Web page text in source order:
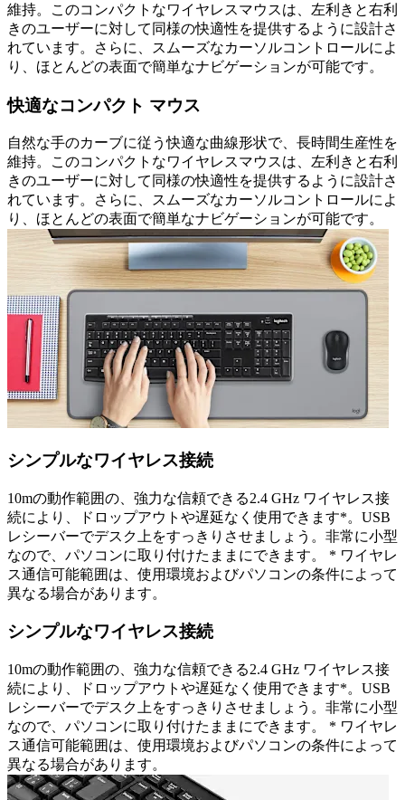
維持。このコンパクトなワイヤレスマウスは、左利きと右利
きのユーザーに対して同様の快適性を提供するように設計さ
れています。さらに、スムーズなカーソルコントロールによ
り、ほとんどの表面で簡単なナビゲーションが可能です。
快適なコンパクト マウス
自然な手のカーブに従う快適な曲線形状で、長時間生産性を
維持。このコンパクトなワイヤレスマウスは、左利きと右利
きのユーザーに対して同様の快適性を提供するように設計さ
れています。さらに、スムーズなカーソルコントロールによ
り、ほとんどの表面で簡単なナビゲーションが可能です。
シンプルなワイヤレス接続
10mの動作範囲の、強力な信頼できる2.4 GHz ワイヤレス接
続により、ドロップアウトや遅延なく使用できます*。USB
レシーバーでデスク上をすっきりさせましょう。非常に小型
なので、パソコンに取り付けたままにできます。 * ワイヤレ
ス通信可能範囲は、使用環境およびパソコンの条件によって
異なる場合があります。
シンプルなワイヤレス接続
10mの動作範囲の、強力な信頼できる2.4 GHz ワイヤレス接
続により、ドロップアウトや遅延なく使用できます*。USB
レシーバーでデスク上をすっきりさせましょう。非常に小型
なので、パソコンに取り付けたままにできます。 * ワイヤレ
ス通信可能範囲は、使用環境およびパソコンの条件によって
異なる場合があります。